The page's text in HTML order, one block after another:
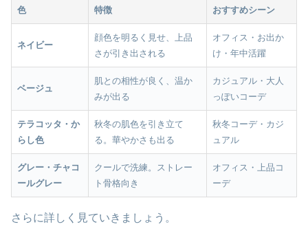
色 特徴 おすすめシーン
ネイビー
顔色を明るく見せ、上品
さが引き出される
オフィス・お出か
け・年中活躍
ベージュ
肌との相性が良く、温か
みが出る
カジュアル・大人
っぽいコーデ
テラコッタ・か
らし色
秋冬の肌色を引き立て
る。華やかさも出る
秋冬コーデ・カジ
ュアル
グレー・チャコ
ールグレー
クールで洗練。ストレー
ト骨格向き
オフィス・上品コ
ーデ
さらに詳しく見ていきましょう。